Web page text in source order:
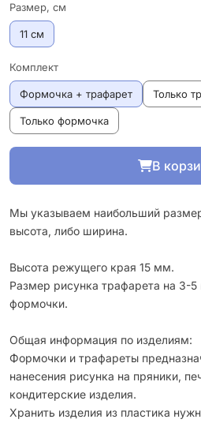
Размер, см
11 см
Комплект
Формочка + трафарет Только
Только формочка
В
Мы указываем наибольший
высота, либо ширина.
Высота режущего края 15 мм.
Размер рисунка трафарета на 3-
формочки.
Общая информация по изделиям:
Формочки и трафареты
нанесения рисунка на пряники,
кондитерские изделия.
Хранить изделия из пластика